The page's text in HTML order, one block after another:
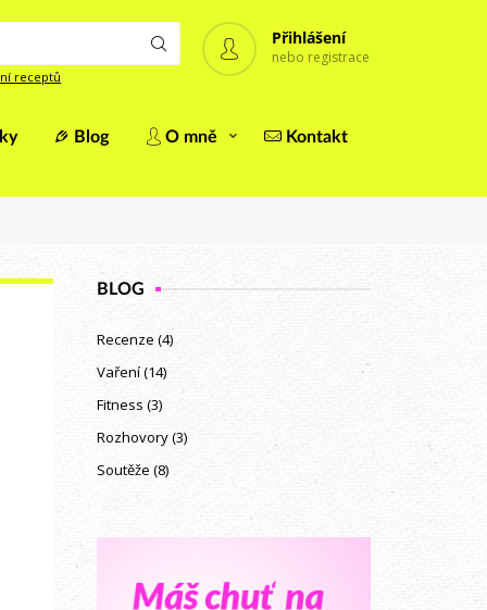
receptů
Přihlášení
nebo registrace
Blog O mně Kontakt
BLOG
Recenze (4)
Vaření(14)
Fitness (3)
Rozhovory(3)
Soutěže (8)